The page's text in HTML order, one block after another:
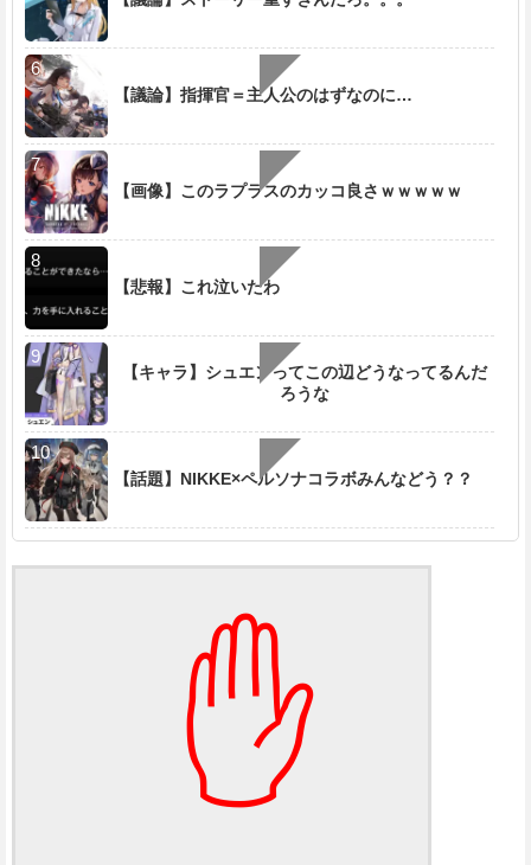
【議論】指揮官＝主人公のはずなのに…
【画像】このラプラスのカッコ良さｗｗｗｗｗ
【悲報】これ泣いたわ
【キャラ】シュエンってこの辺どうなってるんだ
ろうな
【話題】NIKKE×ペルソナコラボみんなどう？？
✋